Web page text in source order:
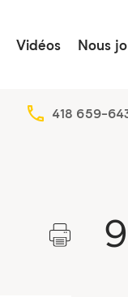
Vidéos Nous
418 659-